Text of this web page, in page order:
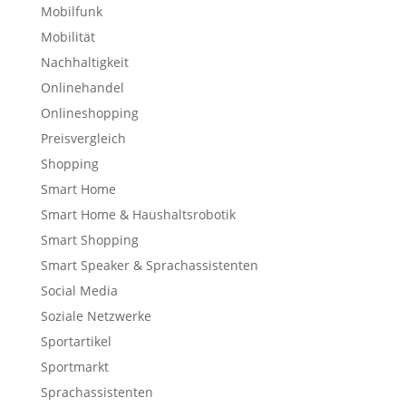
Mobilfunk
Mobilität
Nachhaltigkeit
Onlinehandel
Onlineshopping
Preisvergleich
Shopping
Smart Home
Smart Home & Haushaltsrobotik
Smart Shopping
Smart Speaker & Sprachassistenten
Social Media
Soziale Netzwerke
Sportartikel
Sportmarkt
Sprachassistenten